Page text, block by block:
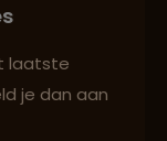
laatste
je dan aan